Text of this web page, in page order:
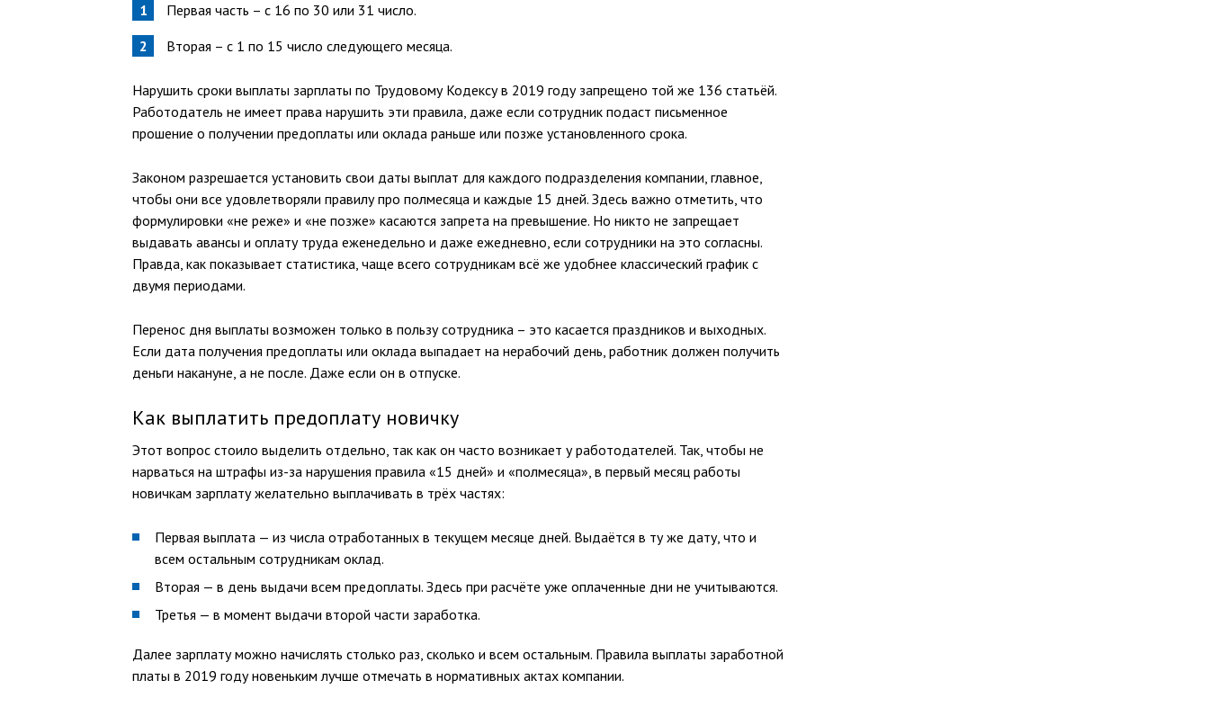
Первая часть – с 16 по 30 или 31 число.
Вторая – с 1 по 15 число следующего месяца.
Нарушить сроки выплаты зарплаты по Трудовому Кодексу в 2019 году запрещено той же 136 статьёй.
Работодатель не имеет права нарушить эти правила, даже если сотрудник подаст письменное
прошение о получении предоплаты или оклада раньше или позже установленного срока.
Законом разрешается установить свои даты выплат для каждого подразделения компании, главное,
чтобы они все удовлетворяли правилу про полмесяца и каждые 15 дней. Здесь важно отметить, что
формулировки «не реже» и «не позже» касаются запрета на превышение. Но никто не запрещает
выдавать авансы и оплату труда еженедельно и даже ежедневно, если сотрудники на это согласны.
Правда, как показывает статистика, чаще всего сотрудникам всё же удобнее классический график с
двумя периодами.
Перенос дня выплаты возможен только в пользу сотрудника – это касается праздников и выходных.
Если дата получения предоплаты или оклада выпадает на нерабочий день, работник должен получить
деньги накануне, а не после. Даже если он в отпуске.
Как выплатить предоплату новичку
Этот вопрос стоило выделить отдельно, так как он часто возникает у работодателей. Так, чтобы не
нарваться на штрафы из-за нарушения правила «15 дней» и «полмесяца», в первый месяц работы
новичкам зарплату желательно выплачивать в трёх частях:
Первая выплата — из числа отработанных в текущем месяце дней. Выдаётся в ту же дату, что и
всем остальным сотрудникам оклад.
Вторая — в день выдачи всем предоплаты. Здесь при расчёте уже оплаченные дни не учитываются.
Третья — в момент выдачи второй части заработка.
Далее зарплату можно начислять столько раз, сколько и всем остальным. Правила выплаты заработной
платы в 2019 году новеньким лучше отмечать в нормативных актах компании.